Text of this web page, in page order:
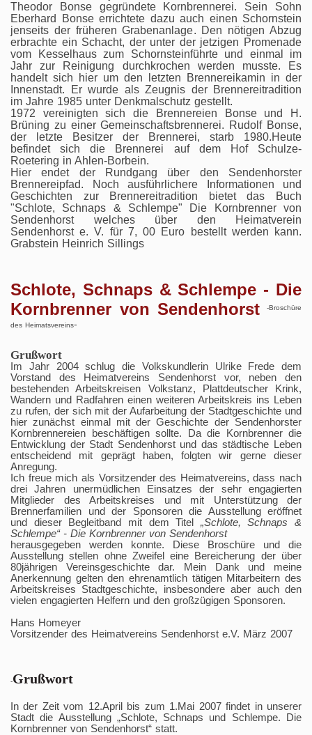
Theodor Bonse gegründete Kornbrennerei. Sein Sohn
Eberhard Bonse errichtete dazu auch einen Schornstein
jenseits der früheren Grabenanlage. Den nötigen Abzug
erbrachte ein Schacht, der unter der jetzigen Promenade
vom Kesselhaus zum Schornsteinführte und einmal im
Jahr zur Reinigung durchkrochen werden musste. Es
handelt sich hier um den letzten Brennereikamin in der
Innenstadt. Er wurde als Zeugnis der Brennereitradition
im Jahre 1985 unter Denkmalschutz gestellt.
1972 vereinigten sich die Brennereien Bonse und H.
Brüning zu einer Gemeinschaftsbrennerei. Rudolf Bonse,
der letzte Besitzer der Brennerei, starb 1980.Heute
befindet sich die Brennerei auf dem Hof Schulze-
Roetering in Ahlen-Borbein.
Hier endet der Rundgang über den Sendenhorster
Brennereipfad. Noch ausführlichere Informationen und
Geschichten zur Brennereitradition bietet das Buch
"Schlote, Schnaps & Schlempe" Die Kornbrenner von
Sendenhorst welches über den Heimatverein
Sendenhorst e. V. für 7, 00 Euro bestellt werden kann.
Grabstein Heinrich Sillings
Schlote, Schnaps & Schlempe - Die
Kornbrenner von Sendenhorst
-Broschüre
des Heimatsvereins-
Grußwort
Im Jahr 2004 schlug die Volkskundlerin Ulrike Frede dem
Vorstand des Heimatvereins Sendenhorst vor, neben den
bestehenden Arbeitskreisen Volkstanz, Plattdeutscher Krink,
Wandern und Radfahren einen weiteren Arbeitskreis ins Leben
zu rufen, der sich mit der Aufarbeitung der Stadtgeschichte und
hier zunächst einmal mit der Geschichte der Sendenhorster
Kornbrennereien beschäftigen sollte. Da die Kornbrenner die
Entwicklung der Stadt Sendenhorst und das städtische Leben
entscheidend mit geprägt haben, folgten wir gerne dieser
Anregung.
Ich freue mich als Vorsitzender des Heimatvereins, dass nach
drei Jahren unermüdlichen Einsatzes der sehr engagierten
Mitglieder des Arbeitskreises und mit Unterstützung der
Brennerfamilien und der Sponsoren die Ausstellung eröffnet
und dieser Begleitband mit dem Titel „Schlote, Schnaps &
Schlempe“ - Die Kornbrenner von Sendenhorst
herausgegeben werden konnte. Diese Broschüre und die
Ausstellung stellen ohne Zweifel eine Bereicherung der über
80jährigen Vereinsgeschichte dar. Mein Dank und meine
Anerkennung gelten den ehrenamtlich tätigen Mitarbeitern des
Arbeitskreises Stadtgeschichte, insbesondere aber auch den
vielen engagierten Helfern und den großzügigen Sponsoren.
Hans Homeyer
Vorsitzender des Heimatvereins Sendenhorst e.V. März 2007
-Grußwort
In der Zeit vom 12.April bis zum 1.Mai 2007 findet in unserer
Stadt die Ausstellung „Schlote, Schnaps und Schlempe. Die
Kornbrenner von Sendenhorst“ statt.